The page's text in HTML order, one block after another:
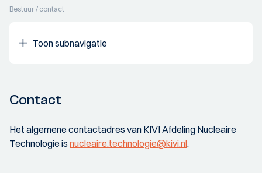
Bestuur / contact
Toon subnavigatie
Contact
Het algemene contactadres van KIVI Afdeling Nucleaire
Technologie is nucleaire.technologie@kivi.nl.